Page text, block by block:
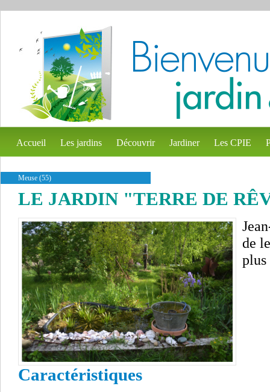
Accueil Les jardins Découvrir Jardiner Les CPIE
Meuse (55)
LE JARDIN "TERRE DE
de
plus
Caractéristiques